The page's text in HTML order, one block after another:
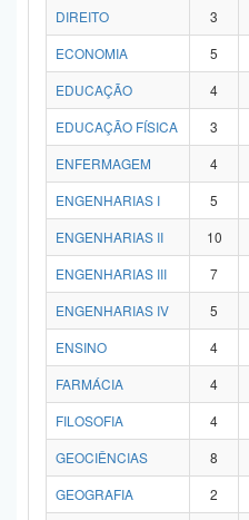
DIREITO 3
ECONOMIA
5
EDUCAÇÃO
4
EDUCAÇÃO FÍSICA
3
ENFERMAGEM
4
ENGENHARIAS I
5
ENGENHARIAS II
10
ENGENHARIAS III
7
ENGENHARIAS IV
5
ENSINO
4
FARMÁCIA
4
FILOSOFIA
4
GEOCIÊNCIAS
8
GEOGRAFIA
2